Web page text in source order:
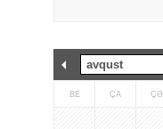
BE ÇA ÇƏ